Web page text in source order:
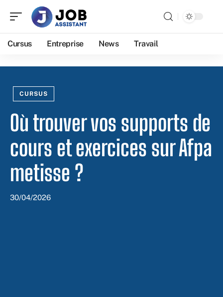
Cursus Entreprise News Travail
CURSUS
Où trouver vos supports de
cours et exercices sur Afpa
metisse ?
30/04/2026